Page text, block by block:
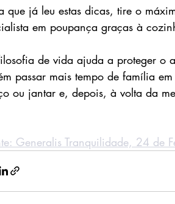
que já leu estas dicas, tire o
em poupança graças à
de vida ajuda a proteger o
passar mais tempo de família
ou jantar e, depois, à volta da
Generalis Tranquilidade, 24 de